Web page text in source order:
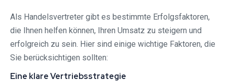
Als Handelsvertreter gibt es bestimmte Erfolgsfaktoren,
die Ihnen helfen können, Ihren Umsatz zu steigern und
erfolgreich zu sein. Hier sind einige wichtige Faktoren, die
Sie berücksichtigen sollten:
Eine klare Vertriebsstrategie